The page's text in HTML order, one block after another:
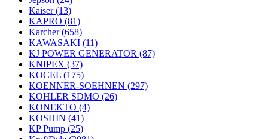
Kaiser(13)
KAPRO (81)
Karcher(658)
KAWASAKI (11)
KJ POWER GENERATOR (87)
KNIPEX (37)
KOCEL (175)
KOENNER-SOEHNEN (297)
KOHLER SDMO (26)
KONEKTO (4)
KOSHIN (41)
KP Pump (25)